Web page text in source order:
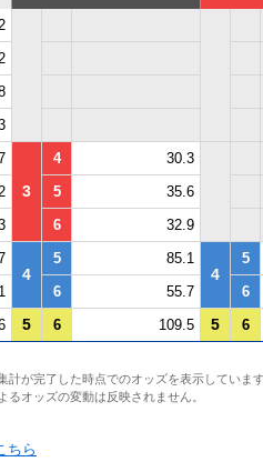
3
4
30.3
5
35.6
6 32.9
4
5 85.1
4
5
6 55.7 6
5 6 109.5 5 6
計が完了した時点でのオッズを表示していま
るオッズの変動は反映されません。
ちら